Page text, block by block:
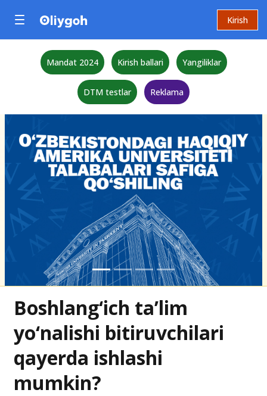
Kirish
Mandat 2024 Kirish ballari Yangiliklar
DTM testlar Reklama
Boshlang‘ich ta’lim
yo‘nalishi bitiruvchilari
qayerda ishlashi
mumkin?